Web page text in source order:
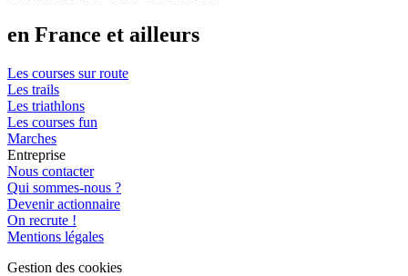
en France et ailleurs
Les courses sur route
Les trails
Les triathlons
Les courses fun
Marches
Entreprise
Nous contacter
Qui sommes-nous ?
Devenir actionnaire
On recrute !
Mentions légales
Gestion des cookies